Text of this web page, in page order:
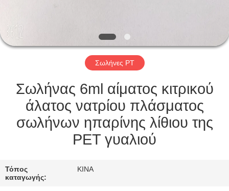
ΜΑΣ
ΕΛΆΤΕ
ΕΠΑΦΉ
ΖΗΤΉΣΤΕ
ΑΠΌΣΠΑΣΜΑ
Σωλήνες PT
Σωλήνας 6ml αίματος κιτρικού
άλατος νατρίου πλάσματος
σωλήνων ηπαρίνης λίθιου της
PET γυαλιού
Τόπος
καταγωγής:
ΚΙΝΑ